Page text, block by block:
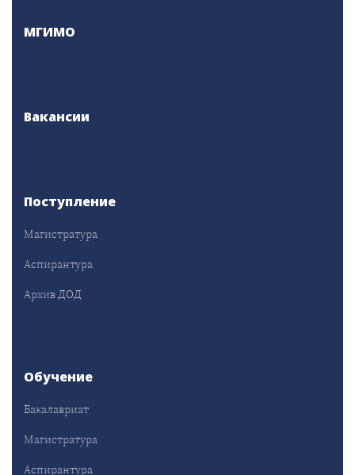
МГИМО
Вакансии
Поступление
Магистратура
Аспирантура
Архив ДОД
Обучение
Бакалавриат
Магистратура
Аспирантура